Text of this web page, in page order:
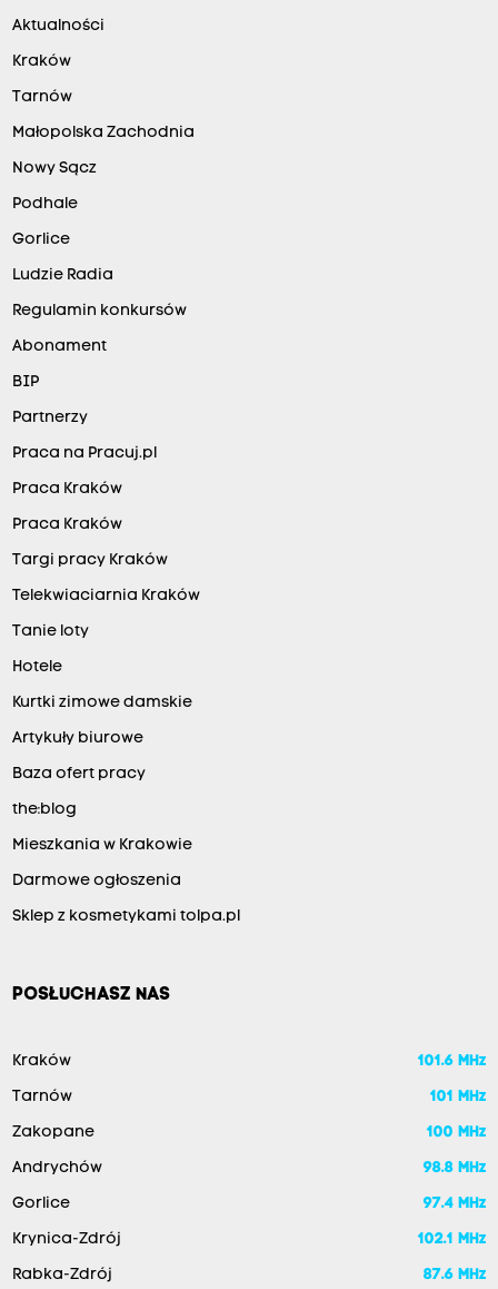
Aktualności
Kraków
Tarnów
Małopolska Zachodnia
Nowy Sącz
Podhale
Gorlice
Ludzie Radia
Regulamin konkursów
Abonament
BIP
Partnerzy
Praca na Pracuj.pl
Praca Kraków
Praca Kraków
Targi pracy Kraków
Telekwiaciarnia Kraków
Tanie loty
Hotele
Kurtki zimowe damskie
Artykuły biurowe
Baza ofert pracy
the:blog
Mieszkania w Krakowie
Darmowe ogłoszenia
Sklep z kosmetykami tolpa.pl
POSŁUCHASZ NAS
Kraków 101.6 MHz
Tarnów 101 MHz
Zakopane 100 MHz
Andrychów 98.8 MHz
Gorlice 97.4 MHz
Krynica-Zdrój 102.1 MHz
Rabka-Zdrój 87.6 MHz